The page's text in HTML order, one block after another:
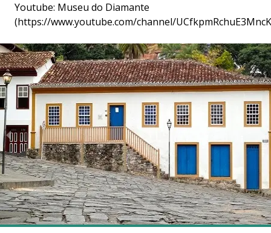
Youtube: Museu do Diamante
(https://www.youtube.com/channel/